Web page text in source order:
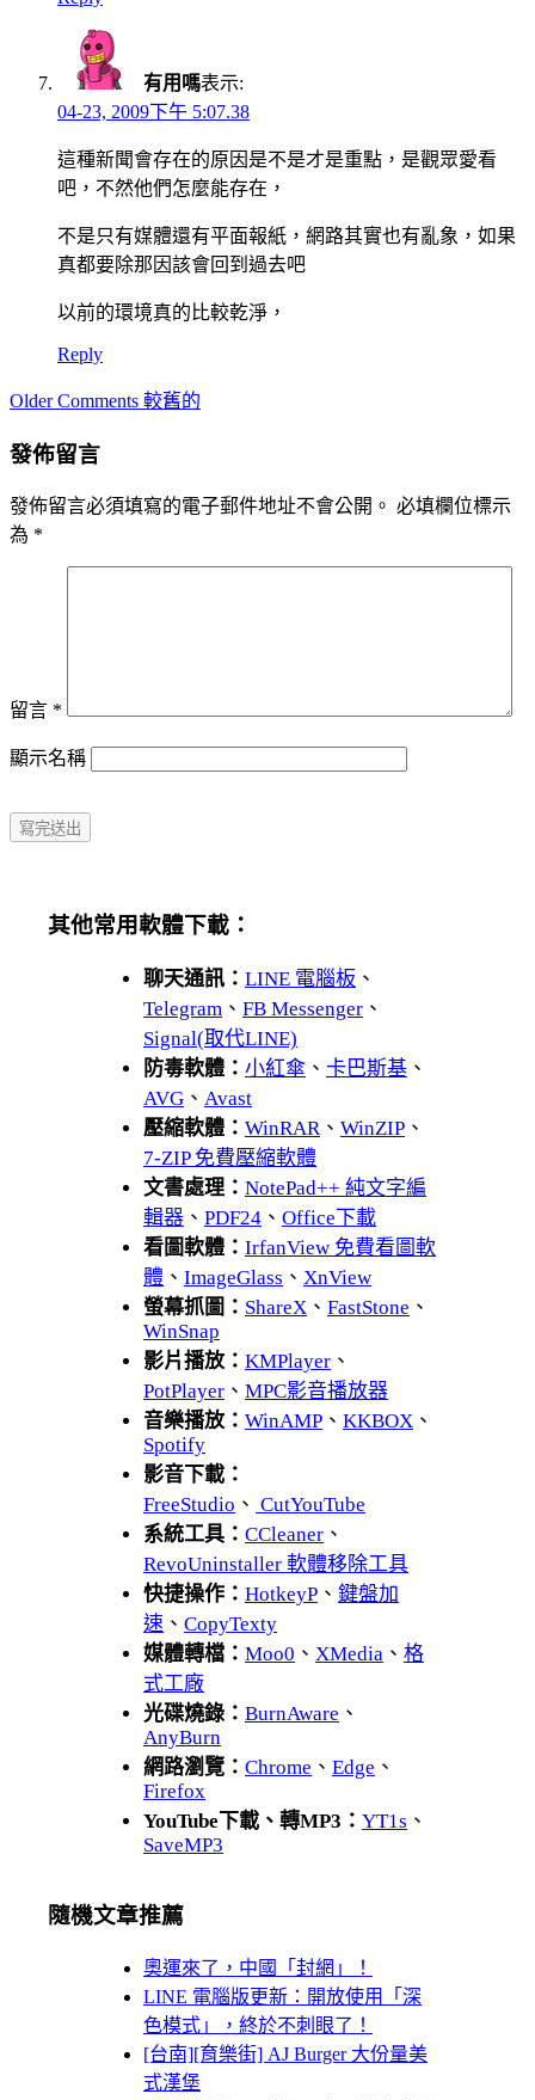
有用嗎表示:
04-23, 2009下午 5:07.38
這種新聞會存在的原因是不是才是重點，是觀眾愛看
吧，不然他們怎麼能存在，
不是只有媒體還有平面報紙，網路其實也有亂象，如果
真都要除那因該會回到過去吧
以前的環境真的比較乾淨，
Reply
Comment
Older Comments 較舊的
發佈留言
發佈留言必須填寫的電子郵件地址不會公開。 必填欄位標示
為 *
留言 *
顯示名稱
其他常用軟體下載：
聊天通訊： LINE 電腦板 、
Telegram 、 FB Messenger 、
Signal(取代LINE)
防毒軟體： 小紅傘 、 卡巴斯基 、
AVG 、 Avast
壓縮軟體： WinRAR 、 WinZIP 、
7-ZIP 免費壓縮軟體
文書處理： NotePad++ 純文字編
輯器 、 PDF24 、 Office下載
看圖軟體： IrfanView 免費看圖軟
體 、 ImageGlass 、 XnView
螢幕抓圖： ShareX 、 FastStone 、
WinSnap
影片播放： KMPlayer 、
PotPlayer 、 MPC影音播放器
音樂播放： WinAMP 、 KKBOX 、
Spotify
影音下載：
FreeStudio 、 CutYouTube
系統工具： CCleaner 、
RevoUninstaller 軟體移除工具
快捷操作： HotkeyP 、 鍵盤加
速 、 CopyTexty
媒體轉檔： Moo0 、 XMedia 、 格
式工廠
光碟燒錄： BurnAware 、
AnyBurn
網路瀏覽： Chrome 、 Edge 、
Firefox
YouTube下載、轉MP3： YT1s 、
SaveMP3
隨機文章推薦
奧運來了，中國「封網」！
LINE 電腦版更新：開放使用「深
色模式」，終於不刺眼了！
[台南][育樂街] AJ Burger 大份量美
式漢堡